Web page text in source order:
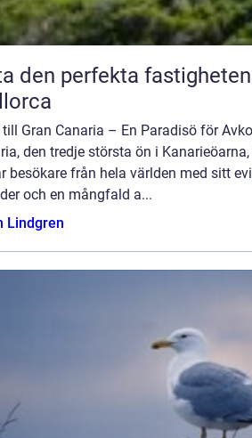
den perfekta
till Gran Canaria – En Paradisö för
den tredje största ön i
besökare från hela världen med sitt
och en mångfald a...
Lindgren